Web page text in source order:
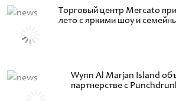
Торговый центр Mercato
лето с яркими шоу и
Wynn Al Marjan Island
партнерстве с